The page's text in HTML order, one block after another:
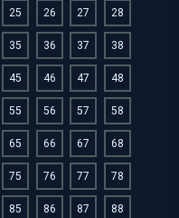
25 26 27
28
35 36 37
38
45 46 47
48
55 56 57
58
65 66 67
68
75 76 77
78
85 86 87
88